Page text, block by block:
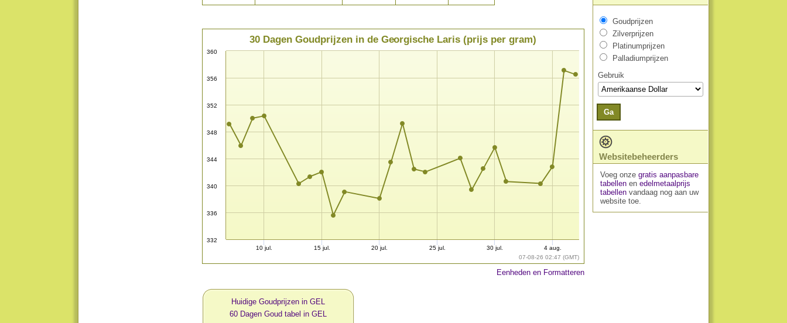
07-08-26 02:47 (GMT)
30 Dagen Goudprijzen in de Georgische Laris (prijs per gram)
332
336
340
344
348
352
356
360
10 jul. 15 jul. 20 jul. 25 jul. 30 jul. 4 aug.
Eenheden en Formatteren
Huidige Goudprijzen in GEL
60 Dagen Goud tabel in GEL
Goudprijzen
Zilverprijzen
Platinumprijzen
Palladiumprijzen
Gebruik
Ga
Websitebeheerders
Voeg onze gratis aanpasbare
tabellenen edelmetaalprijs
tabellenvandaag nog aan uw
website toe.